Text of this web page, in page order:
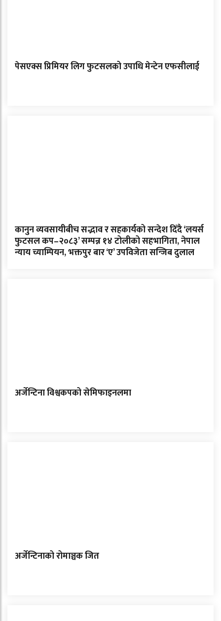
पेसएक्स प्रिमियर लिग फुटसलको उपाधि मेन्टेन एफसीलाई
कानुन व्यवसायीबीच सद्भाव र सहकार्यको सन्देश दिँदै ‘लयर्स
फुटसल कप–२०८३’ सम्पन्न १४ टोलीको सहभागिता, नेपाल
न्याय च्याम्पियन, भक्तपुर बार ‘ए’ उपविजेता सन्जिब दुलाल
अर्जेन्टिना विश्वकपको सेमिफाइनलमा
अर्जेन्टिनाको रोमाञ्चक जित